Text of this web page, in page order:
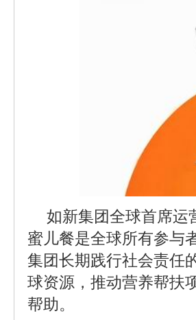
如新集团全球首席运
蜜儿餐是全球所有参与
集团长期践行社会责任
球资源，推动营养帮扶
帮助。